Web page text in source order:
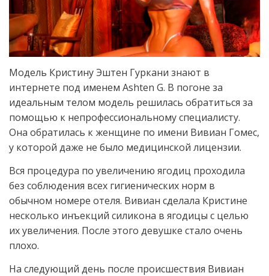
Модель Кристину Эштен Гуркани знают в
интернете под именем Ashten G. В погоне за
идеальным телом модель решилась обратиться за
помощью к непрофессиональному специалисту.
Она обратилась к женщине по имени Вивиан Гомес,
у которой даже не было медицинской лицензии.
Вся процедура по увеличению ягодиц проходила
без соблюдения всех гигиенических норм в
обычном номере отеля. Вивиан сделала Кристине
несколько инъекций силикона в ягодицы с целью
их увеличения. После этого девушке стало очень
плохо.
На следующий день после происшествия Вивиан